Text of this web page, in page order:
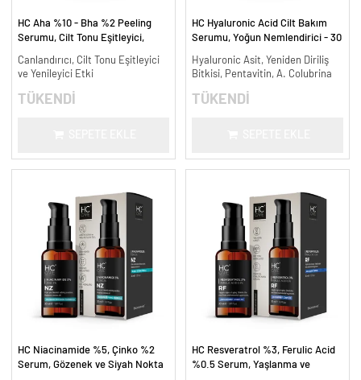
HC Aha %10 - Bha %2 Peeling
Serumu, Cilt Tonu Eşitleyici,
Canlandırıcı, Cilt Tonu Eşitleyici
ve Yenileyici Etki
TÜKENDİ
HC Hyaluronic Acid Cilt Bakım
Serumu, Yoğun Nemlendirici - 30
Hyaluronic Asit, Yeniden Diriliş
Bitkisi, Pentavitin, A. Colubrina
TÜKENDİ
HC Niacinamide %5, Çinko %2
Serum, Gözenek ve Siyah Nokta
HC Resveratrol %3, Ferulic Acid
%0.5 Serum, Yaşlanma ve